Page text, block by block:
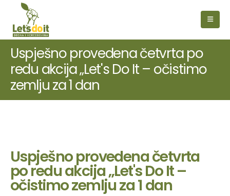
Uspješno provedena četvrta po
redu akcija „Let's Do It – očistimo
zemlju za 1 dan
Uspješno provedena četvrta
po redu akcija „Let's Do It –
očistimo zemlju za 1 dan